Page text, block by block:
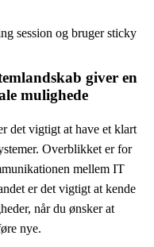
giver en
mulighede
det vigtigt at have et klart
Overblikket er for
mellem IT
er det vigtigt at kende
når du ønsker at
nye.